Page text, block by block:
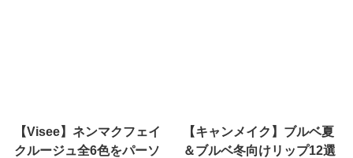
【Visee】ネンマクフェイ
クルージュ全6色をパーソ
【キャンメイク】ブルベ夏
＆ブルベ冬向けリップ12選